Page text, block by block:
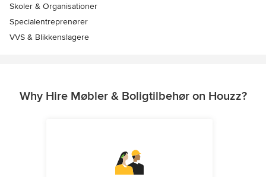
Skoler & Organisationer
Specialentreprenører
VVS & Blikkenslagere
Why Hire Møbler & Boligtilbehør on Houzz?